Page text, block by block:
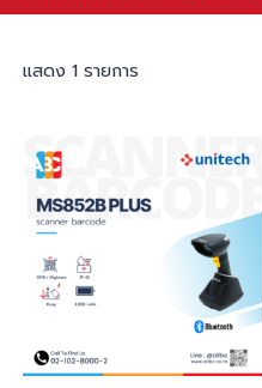
แสดง 1 รายการ